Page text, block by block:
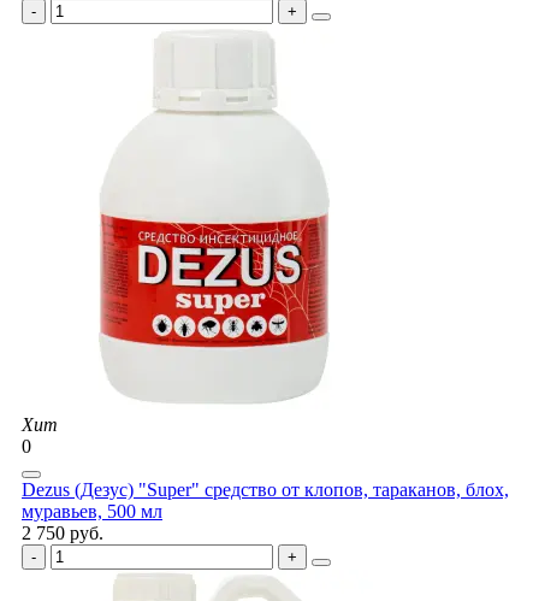
Хит
0
Dezus (Дезус) "Super" средство от клопов, тараканов, блох,
муравьев, 500 мл
2 750 руб.